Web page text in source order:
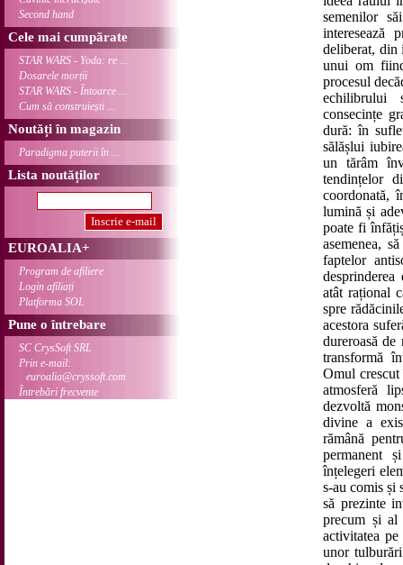
Second hand
Cele mai cumpărate
STAR WARS - Yoda: re ...
Dosarele morții
STAR WARS - Întoarce ...
Cum să construiești ...
Noutăți în magazin
Paradigma puterii în ...
Lista noutăților
EUROALIA+
Program de afiliere
Login afiliați
Platforma SOL
Pune o întrebare
SC CrysSoft SRL
Prin e-mail:
euroalia@cryssoft.com
Întrebări frecvente
semenilor
deliberat, din
unui om
procesul
echilibrului
consecințe
dură: în
sălășlui
un tărâm
tendințelor
coordonată,
lumină și
poate fi
asemenea,
faptelor
atât rațional
spre
acestora
dureroasă
transformă
Omul
atmosferă
dezvoltă
divine a
rămână
permanent
înțelegeri
s-au comis și
să prezinte
precum și al
activitatea
unor